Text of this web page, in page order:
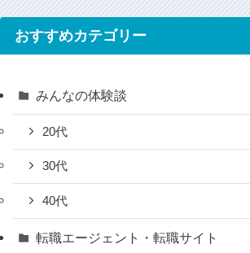
おすすめカテゴリー
みんなの体験談
20代
30代
40代
転職エージェント・転職サイト